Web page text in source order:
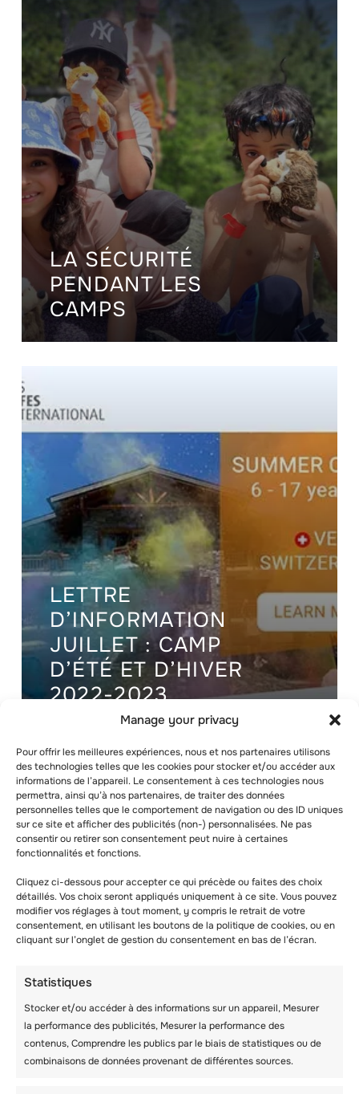
Manage your privacy
Pour offrir les meilleures expériences, nous et nos partenaires utilisons
des technologies telles que les cookies pour stocker et/ou accéder aux
informations de l’appareil. Le consentement à ces technologies nous
permettra, ainsi qu’à nos partenaires, de traiter des données
personnelles telles que le comportement de navigation ou des ID uniques
sur ce site et afficher des publicités (non-) personnalisées. Ne pas
consentir ou retirer son consentement peut nuire à certaines
fonctionnalités et fonctions.
Cliquez ci-dessous pour accepter ce qui précède ou faites des choix
détaillés. Vos choix seront appliqués uniquement à ce site. Vous pouvez
modifier vos réglages à tout moment, y compris le retrait de votre
consentement, en utilisant les boutons de la politique de cookies, ou en
cliquant sur l’onglet de gestion du consentement en bas de l’écran.
Statistiques
Stocker et/ou accéder à des informations sur un appareil, Mesurer
la performance des publicités, Mesurer la performance des
contenus, Comprendre les publics par le biais de statistiques ou de
combinaisons de données provenant de différentes sources.
LA SÉCURITÉ
PENDANT LES
CAMPS
LETTRE
D’INFORMATION
JUILLET : CAMP
D’ÉTÉ ET D’HIVER
2022-2023
LA PREMIÈRE
SESSION A ÉTÉ UN
GRAND SUCCÈS ! LA
SUITE DE